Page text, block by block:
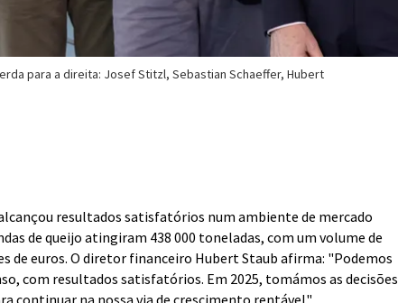
para a direita: Josef Stitzl, Sebastian Schaeffer, Hubert
resultados satisfatórios num ambiente de mercado
de queijo atingiram 438 000 toneladas, com um volume de
de euros. O diretor financeiro Hubert Staub afirma: "Podemos
com resultados satisfatórios. Em 2025, tomámos as decisões
continuar na nossa via de crescimento rentável".